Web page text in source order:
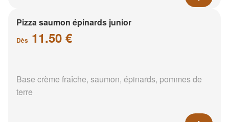
Pizza saumon épinards junior
Dès 11.50 €
Base crème fraîche, saumon, épinards, pommes de
terre